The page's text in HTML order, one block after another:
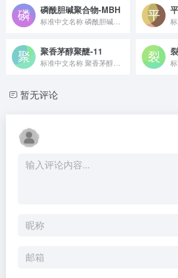
磷酰胆碱聚合物-MBH
聚香茅醇聚醚-11
暂无评论